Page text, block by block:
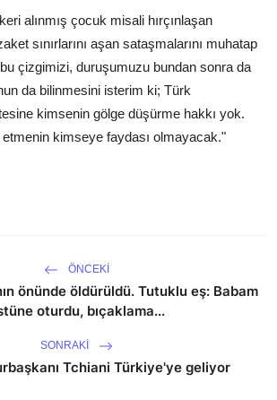
alınmış çocuk misali hırçınlaşan
sınırlarını aşan sataşmalarını muhatap
çizgimizi, duruşumuzu bundan sonra da
da bilinmesini isterim ki; Türk
kimsenin gölge düşürme hakkı yok.
kimseye faydası olmayacak."
ÖNCEKI
önünde öldürüldü. Tutuklu eş: Babam
oturdu, bıçaklama...
SONRAKI
Tchiani Türkiye'ye geliyor